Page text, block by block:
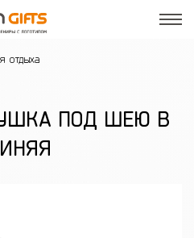
отдыха
ПОД ШЕЮ В